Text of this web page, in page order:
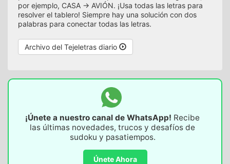
por ejemplo, CASA -> AVIÓN. ¡Usa todas las letras para
resolver el tablero! Siempre hay una solución con dos
palabras para conectar todas las letras.
Archivo del Tejeletras diario
¡Únete a nuestro canal de WhatsApp! Recibe
las últimas novedades, trucos y desafíos de
sudoku y pasatiempos.
Únete Ahora